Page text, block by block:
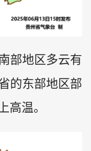
部地区多云有
的东部地区部
高温。